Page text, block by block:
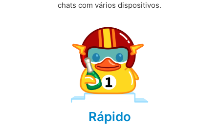
chats com vários dispositivos.
Rápido